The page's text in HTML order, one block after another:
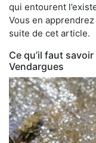
qui entourent
Vous en
suite de cet article.
Ce qu’il faut
Vendargues